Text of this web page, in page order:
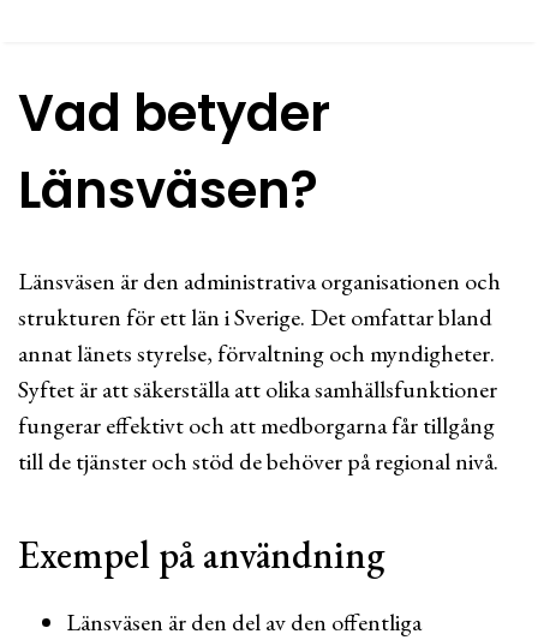
Vad betyder
Länsväsen?
Länsväsen är den administrativa organisationen och
strukturen för ett län i Sverige. Det omfattar bland
annat länets styrelse, förvaltning och myndigheter.
Syftet är att säkerställa att olika samhällsfunktioner
fungerar effektivt och att medborgarna får tillgång
till de tjänster och stöd de behöver på regional nivå.
Exempel på användning
Länsväsen är den del av den offentliga